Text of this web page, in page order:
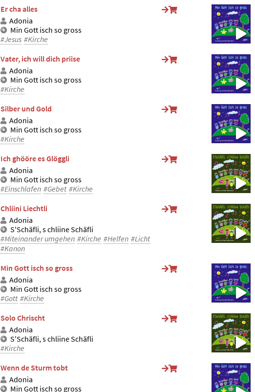
Er cha alles
Adonia
Min Gott isch so gross
#Jesus #Kirche
Vater, ich will dich priise
Adonia
Min Gott isch so gross
#Kirche
Silber und Gold
Adonia
Min Gott isch so gross
#Kirche
Ich ghööre es Glöggli
Adonia
Min Gott isch so gross
#Einschlafen #Gebet #Kirche
Chliini Liechtli
Adonia
S'Schäfli, s chliine Schäfli
#Miteinander umgehen #Kirche #Helfen #Licht
#Kanon
Min Gott isch so gross
Adonia
Min Gott isch so gross
#Gott #Kirche
Solo Chrischt
Adonia
S'Schäfli, s chliine Schäfli
#Kirche
Wenn de Sturm tobt
Adonia
Min Gott isch so gross